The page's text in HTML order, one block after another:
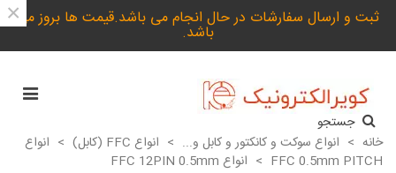
ثبت و ارسال سفارشات در حال انجام می باشد.قیمت ها بروز می
باشد.
×
جستجو
خانه > انواع سوکت و کانکتور و کابل و... > انواع FFC (کابل) > انواع
FFC 0.5mm PITCH
> انواع FFC 12PIN 0.5mm